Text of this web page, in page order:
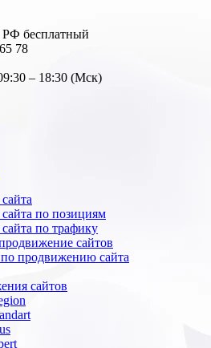
РФ бесплатный
78
– 18:30 (Мск)
по позициям
по трафику
сайтов
по продвижению сайта
сайтов